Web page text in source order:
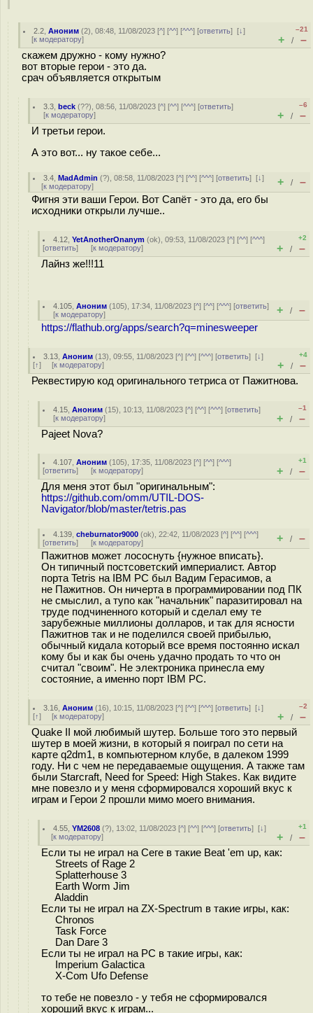
2.2 ,Аноним (2), 08:48, 11/08/2023 [^] [^^] [^^^] [ответить][↓]
[к модератору]
–21
+ / –
скажем дружно - кому нужно?
вот вторые герои - это да.
срач объявляется открытым
3.3 ,beck (??), 08:56, 11/08/2023 [^] [^^] [^^^] [ответить]
[к модератору]
–6
+ / –
И третьи герои.
А это вот... ну такое себе...
3.4 ,MadAdmin (?), 08:58, 11/08/2023 [^] [^^] [^^^] [ответить][↓]
[к модератору] + / –
Фигня эти ваши Герои. Вот Сапёт - это да, его бы
исходники открыли лучше..
4.12 ,YetAnotherOnanym (ok), 09:53, 11/08/2023 [^] [^^] [^^^]
[ответить] [к модератору]
+2
+ / –
Лайнз же!!!11
4.105 ,Аноним (105), 17:34, 11/08/2023 [^] [^^] [^^^] [ответить]
[к модератору] + / –
https://flathub.org/apps/search?q=minesweeper
3.13 ,Аноним (13), 09:55, 11/08/2023 [^] [^^] [^^^] [ответить][↓]
[↑] [к модератору]
+4
+ / –
Реквестирую код оригинального тетриса от Пажитнова.
4.15 ,Аноним (15), 10:13, 11/08/2023 [^] [^^] [^^^] [ответить]
[к модератору]
–1
+ / –
Pajeet Nova?
4.107 ,Аноним (105), 17:35, 11/08/2023 [^] [^^] [^^^]
[ответить] [к модератору]
+1
+ / –
Для меня этот был "оригинальным":
https://github.com/omm/UTIL-DOS-
Navigator/blob/master/tetris.pas
4.139 ,cheburnator9000 (ok), 22:42, 11/08/2023 [^] [^^] [^^^]
[ответить] [к модератору] + / –
Пажитнов может лососнуть {нужное вписать}.
Он типичный постсоветский империалист. Автор
порта Tetris на IBM PC был Вадим Герасимов, а
не Пажитнов. Он ничерта в программировании под ПК
не смыслил, а тупо как "начальник" паразитировал на
труде подчиненного который и сделал ему те
зарубежные миллионы долларов, и так для ясности
Пажитнов так и не поделился своей прибылью,
обычный кидала который все время постоянно искал
кому бы и как бы очень удачно продать то что он
считал "своим". Не электроника принесла ему
состояние, а именно порт IBM PC.
3.16 ,Аноним (16), 10:15, 11/08/2023 [^] [^^] [^^^] [ответить][↓]
[↑] [к модератору]
–2
+ / –
Quake II мой любимый шутер. Больше того это первый
шутер в моей жизни, в который я поиграл по сети на
карте q2dm1, в компьютерном клубе, в далеком 1999
году. Ни с чем не передаваемые ощущения. А также там
были Starcraft, Need for Speed: High Stakes. Как видите
мне повезло и у меня сформировался хороший вкус к
играм и Герои 2 прошли мимо моего внимания.
4.55 ,YM2608 (?), 13:02, 11/08/2023 [^] [^^] [^^^] [ответить][↓]
[к модератору]
+1
+ / –
Если ты не играл на Сеге в такие Beat 'em up, как:
Streets of Rage 2
Splatterhouse 3
Earth Worm Jim
Aladdin
Если ты не играл на ZX-Spectrum в такие игры, как:
Chronos
Task Force
Dan Dare 3
Если ты не играл на PC в такие игры, как:
Imperium Galactica
X-Com Ufo Defense
то тебе не повезло - у тебя не сформировался
хороший вкус к играм...